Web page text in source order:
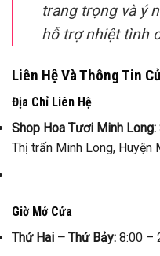
trang trọng và ý
hỗ trợ nhiệt tình
Liên Hệ Và Thông Tin
Địa Chỉ Liên Hệ
Shop Hoa Tươi Minh Long:
Thị trấn Minh Long, Huyện
Giờ Mở Cửa
Thứ Hai – Thứ Bảy: 8:00 –